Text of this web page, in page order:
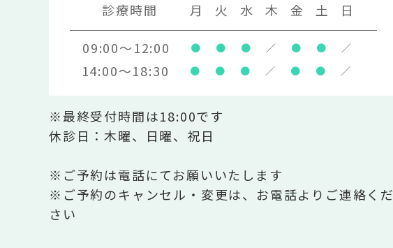
診療時間 月 火 水 木 金 土 日
09:00～12:00 ● ● ● ／ ● ● ／
14:00～18:30 ● ● ● ／ ● ● ／
※最終受付時間は18:00です
休診日：木曜、日曜、祝日
※ご予約は電話にてお願いいたします
※ご予約のキャンセル・変更は、お電話よりご連絡くだ
さい